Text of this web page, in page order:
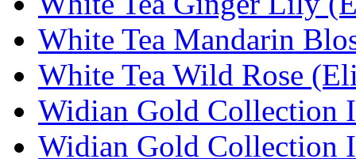
White Tea Mandarin
White Tea Wild Rose
Widian Gold Collection
Widian Gold Collection